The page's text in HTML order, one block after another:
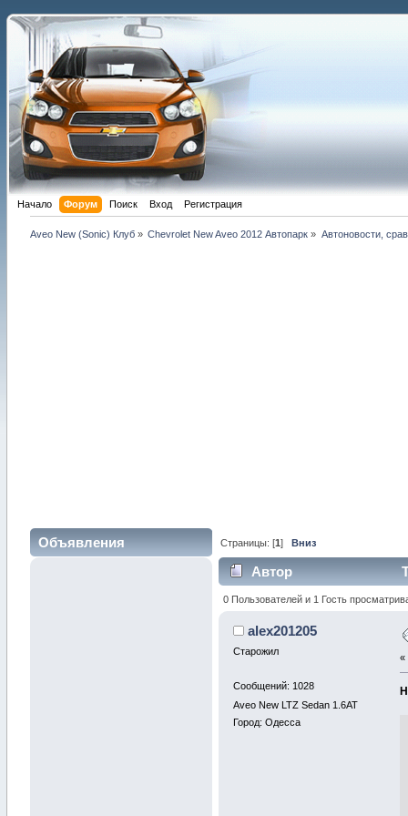
Начало Форум Поиск Вход Регистрация
Aveo New (Sonic) Клуб» Chevrolet New Aveo 2012 Автопарк » Автоновости,
Объявления Страницы: [1] Вниз
Автор
раз)
0 Пользователей и 1 Гость
alex201205
Старожил
Сообщений: 1028
Aveo New LTZ Sedan 1.6AT
Город: Одесса
«